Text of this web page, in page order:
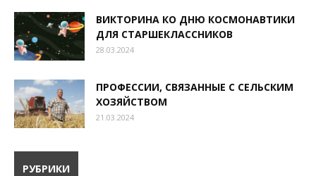
ВИКТОРИНА КО ДНЮ КОСМОНАВТИКИ
ДЛЯ СТАРШЕКЛАССНИКОВ
28.03.2024
ПРОФЕССИИ, СВЯЗАННЫЕ С СЕЛЬСКИМ
ХОЗЯЙСТВОМ
21.03.2024
РУБРИКИ